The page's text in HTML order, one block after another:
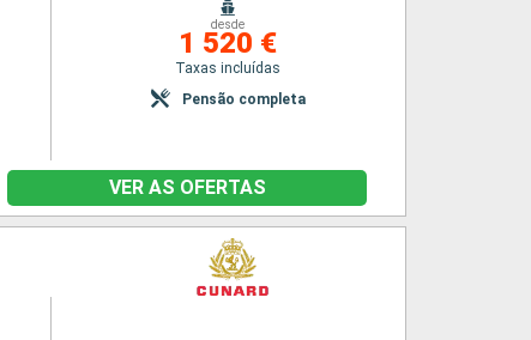
desde
1 520 €
Taxas incluídas
Pensão completa
VER AS OFERTAS